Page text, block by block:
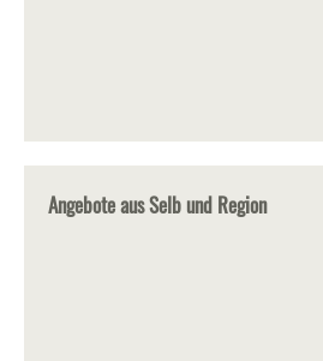
Angebote aus Selb und Region